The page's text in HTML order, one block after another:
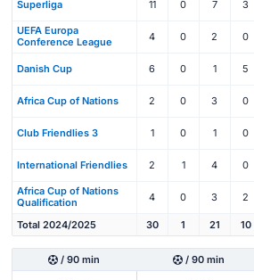
Superliga 11 0 7 3
UEFA Europa
Conference League
4 0 2 0
Danish Cup 6 0 1 5
Africa Cup of Nations 2 0 3 0
Club Friendlies 3 1 0 1 0
International Friendlies 2 1 4 0
Africa Cup of Nations
Qualification
4 0 3 2
Total 2024/2025 30 1 21 10
/ 90 min / 90 min